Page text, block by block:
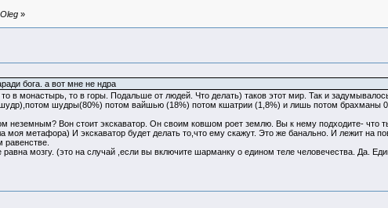
»
бога. а вот мне не ндра
в монастырь, то в горы. Подальше от людей. Что делать) таков этот мир. Так и
шудры(80%) потом вайшью (18%) потом кшатрии (1,8%) и лишь потом брахманы
неземным? Вон стоит экскаватор. Он своим ковшом роет землю. Вы к нему подходите-
моя метафора) И экскаватор будет делать то,что ему скажут. Это же банально. И лежит на
равенстве.
мозгу. (это на случай ,если вы включите шарманку о едином теле человечества. Да.